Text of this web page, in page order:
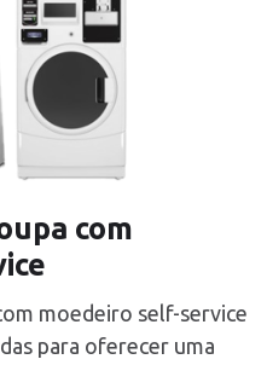
com
moedeiro self-service
para oferecer uma